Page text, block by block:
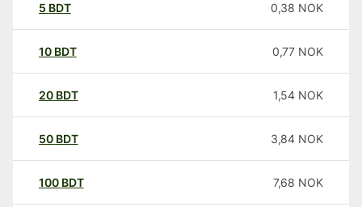
5 BDT 0,38 NOK
10 BDT 0,77 NOK
20 BDT 1,54 NOK
50 BDT 3,84 NOK
100 BDT 7,68 NOK